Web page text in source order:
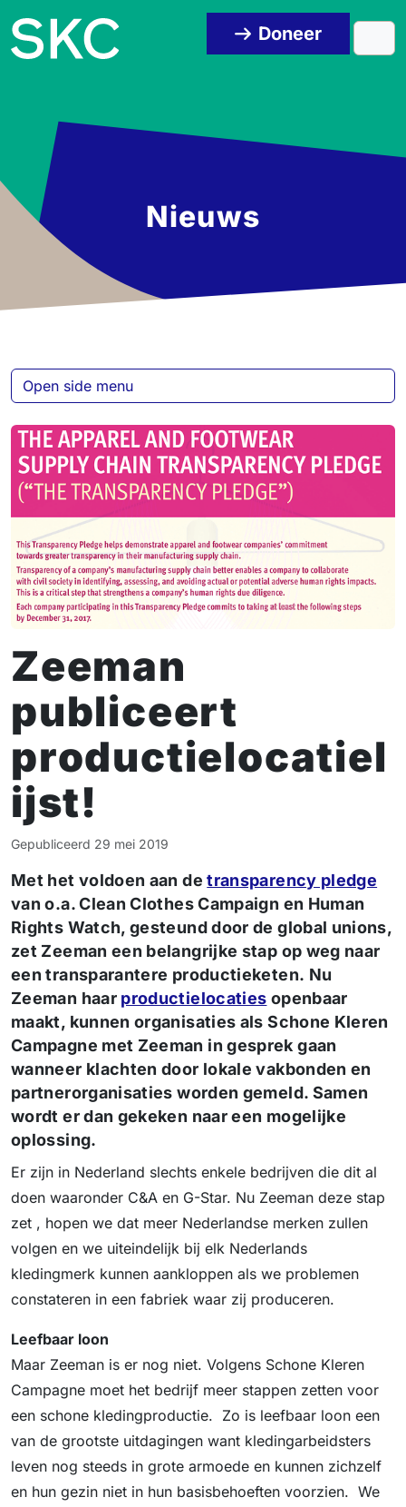
Doneer
Nieuws
Zeeman
publiceert
productielocatiel
ijst!
Gepubliceerd 29 mei 2019
Met het voldoen aan detransparency pledge
van o.a. Clean Clothes Campaign en Human
Rights Watch, gesteund door de global unions,
zet Zeeman een belangrijke stap op weg naar
een transparantere productieketen. Nu
Zeeman haar productielocaties openbaar
maakt, kunnen organisaties als Schone Kleren
Campagne met Zeeman in gesprek gaan
wanneer klachten door lokale vakbonden en
partnerorganisaties worden gemeld. Samen
wordt er dan gekeken naar een mogelijke
oplossing.
Er zijn in Nederland slechts enkele bedrijven die dit al
doen waaronder C&A en G-Star. Nu Zeeman deze stap
zet , hopen we dat meer Nederlandse merken zullen
volgen en we uiteindelijk bij elk Nederlands
kledingmerk kunnen aankloppen als we problemen
constateren in een fabriek waar zij produceren.
Leefbaar loon
Maar Zeeman is er nog niet. Volgens Schone Kleren
Campagne moet het bedrijf meer stappen zetten voor
een schone kledingproductie. Zo is leefbaar loon een
van de grootste uitdagingen want kledingarbeidsters
leven nog steeds in grote armoede en kunnen zichzelf
en hun gezin niet in hun basisbehoeften voorzien. We
Open side menu